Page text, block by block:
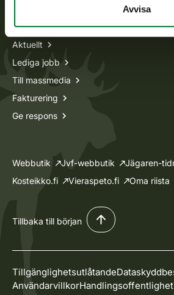
Avvisa
Information om oss
Aktuellt
Lediga jobb
Till massmedia
Fakturering
Ge respons
Webbutik Jvf-webbutik
Jägaren-
Kosteikko.fi
Vieraspeto.fi Oma riista
Tillbaka till början
Tillgänglighetsutlåtande
AnvändarvillkorHandlingsoffentlighet